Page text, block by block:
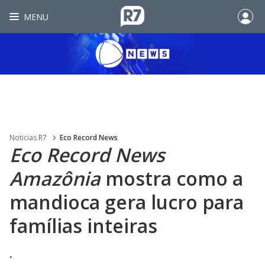
MENU
Noticias R7 Eco Record News
Eco Record News
Amazôniamostra como a
mandioca gera lucro para
famílias inteiras
.